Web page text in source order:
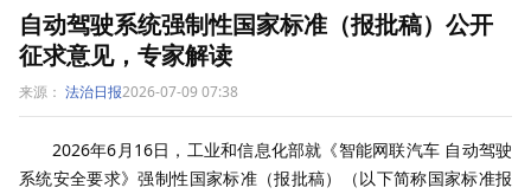
自动驾驶系统强制性国家标准（报批稿）公开
征求意见，专家解读
来源： 法治日报2026-07-09 07:38
2026年6月16日，工业和信息化部就《智能网联汽车 自动驾驶
系统安全要求》强制性国家标准（报批稿）（以下简称国家标准报